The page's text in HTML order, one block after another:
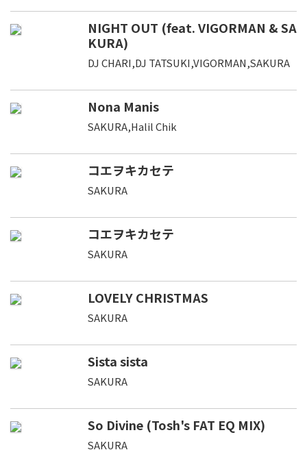
NIGHT OUT (feat. VIGORMAN & SA
KURA)
DJ CHARI,DJ TATSUKI,VIGORMAN,SAKURA
Nona Manis
SAKURA,Halil Chik
コエヲキカセテ
SAKURA
コエヲキカセテ
SAKURA
LOVELY CHRISTMAS
SAKURA
Sista sista
SAKURA
So Divine (Tosh's FAT EQ MIX)
SAKURA